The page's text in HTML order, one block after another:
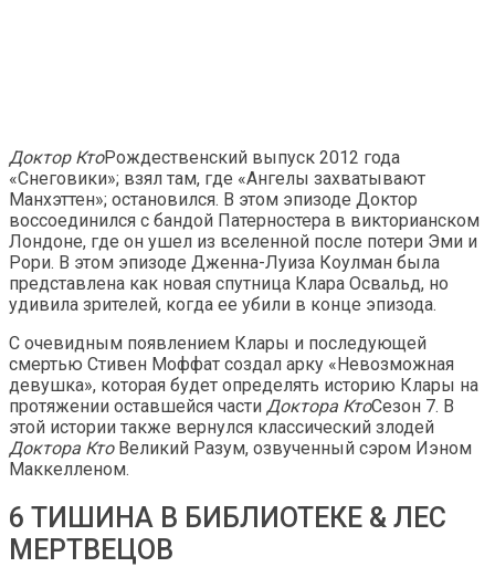
Доктор КтоРождественский выпуск 2012 года
«Снеговики»; взял там, где «Ангелы захватывают
Манхэттен»; остановился. В этом эпизоде ​​Доктор
воссоединился с бандой Патерностера в викторианском
Лондоне, где он ушел из вселенной после потери Эми и
Рори. В этом эпизоде ​​Дженна-Луиза Коулман была
представлена ​​как новая спутница Клара Освальд, но
удивила зрителей, когда ее убили в конце эпизода.
С очевидным появлением Клары и последующей
смертью Стивен Моффат создал арку «Невозможная
девушка», которая будет определять историю Клары на
протяжении оставшейся части Доктора КтоСезон 7. В
этой истории также вернулся классический злодей
Доктора КтоВеликий Разум, озвученный сэром Иэном
Маккелленом.
6 ТИШИНА В БИБЛИОТЕКЕ & ЛЕС
МЕРТВЕЦОВ